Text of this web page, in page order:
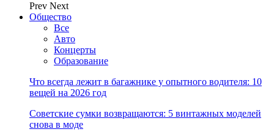
Prev Next
Общество
Все
Авто
Концерты
Образование
Что всегда лежит в багажнике у опытного водителя: 10
вещей на 2026 год
Советские сумки возвращаются: 5 винтажных моделей
снова в моде